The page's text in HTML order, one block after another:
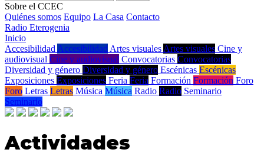
Sobre el CCEC
Quiénes somos Equipo La Casa Contacto
Radio Eterogenia
Inicio
Accesibilidad Accesibilidad Artes visuales Artes visuales Cine y
audiovisual Cine y audiovisual Convocatorias Convocatorias
Diversidad y género Diversidad y género Escénicas Escénicas
Exposiciones Exposiciones Feria Feria Formación Formación Foro
Foro Letras Letras Música Música Radio Radio Seminario
Seminario
Actividades